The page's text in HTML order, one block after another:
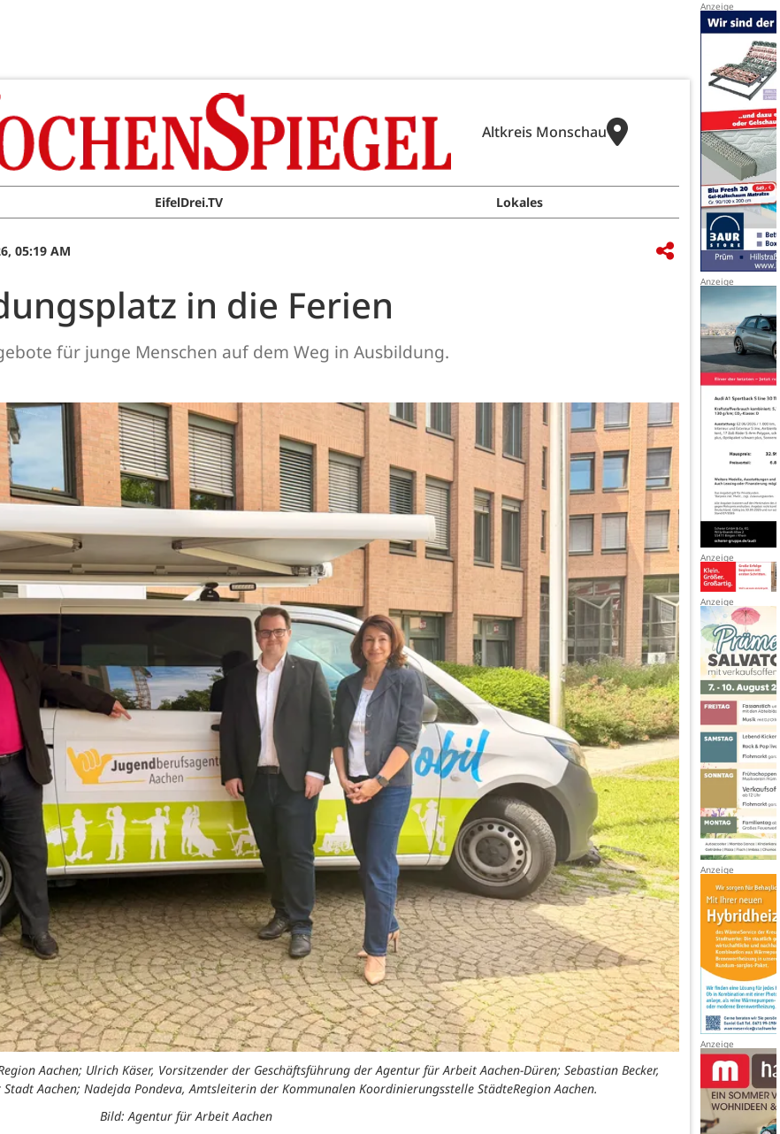
Altkreis Monschau
EifelDrei.TV Lokales
05:19 AM
in die Ferien
für junge Menschen auf dem Weg in Ausbildung.
Aachen; Ulrich Käser, Vorsitzender der Geschäftsführung der Agentur für Arbeit Aachen-Düren; Sebastian Becker,
Aachen; Nadejda Pondeva, Amtsleiterin der Kommunalen Koordinierungsstelle StädteRegion Aachen.
Bild: Agentur für Arbeit Aachen